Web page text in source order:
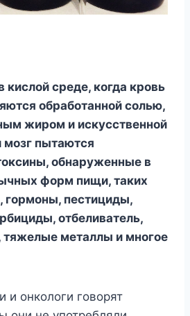
кислой среде, когда кровь
обработанной солью,
жиром и искусственной
пытаются
обнаруженные в
форм пищи, таких
гормоны, пестициды,
отбеливатель,
металлы и многое
и онкологи говорят